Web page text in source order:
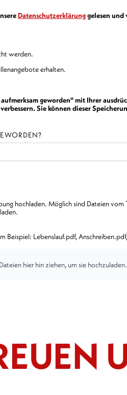
Datenschutzerklärunggelesen und
werden.
erhalten.
geworden" mit Ihrer
Sie können dieser
hochladen. Möglich sind Dateien
Beispiel: Lebenslauf.pdf,
hier hin ziehen, um sie hochzuladen.